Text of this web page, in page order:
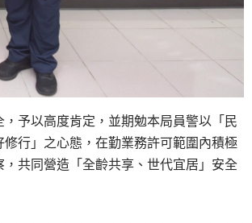
予以高度肯定，並期勉本局員警以「民
行」之心態，在勤業務許可範圍內積極
共同營造「全齡共享、世代宜居」安全